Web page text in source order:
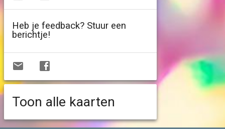
Heb je feedback? Stuur een
berichtje!
Toon alle kaarten